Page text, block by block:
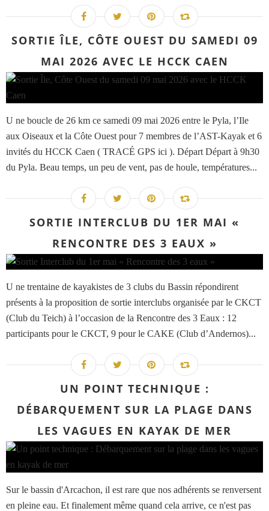
SORTIE ÎLE, CÔTE OUEST DU SAMEDI 09
MAI 2026 AVEC LE HCCK CAEN
U ne boucle de 26 km ce samedi 09 mai 2026 entre le Pyla, l’Ile
aux Oiseaux et la Côte Ouest pour 7 membres de l’AST-Kayak et 6
invités du HCCK Caen ( TRACÉ GPS ici ). Départ Départ à 9h30
du Pyla. Beau temps, un peu de vent, pas de houle, températures...
SORTIE INTERCLUB DU 1ER MAI «
RENCONTRE DES 3 EAUX »
U ne trentaine de kayakistes de 3 clubs du Bassin répondirent
présents à la proposition de sortie interclubs organisée par le CKCT
(Club du Teich) à l’occasion de la Rencontre des 3 Eaux : 12
participants pour le CKCT, 9 pour le CAKE (Club d’Andernos)...
UN POINT TECHNIQUE :
DÉBARQUEMENT SUR LA PLAGE DANS
LES VAGUES EN KAYAK DE MER
Sur le bassin d'Arcachon, il est rare que nos adhérents se renversent
en pleine eau. Et finalement même quand cela arrive, ce n'est pas